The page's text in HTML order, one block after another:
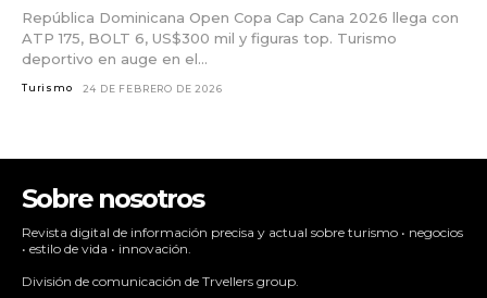
República Dominicana Open Copa Cap Cana 2026 llega con
ATP 175, BOLT 6, US$300 mil y figuras top. Turismo
deportivo en auge en el...
Turismo 24 DE FEBRERO DE 2026
Sobre nosotros
Revista digital de información precisa y actual sobre turismo • negocios
• estilo de vida • innovación.
División de comunicación de Trvellers group.